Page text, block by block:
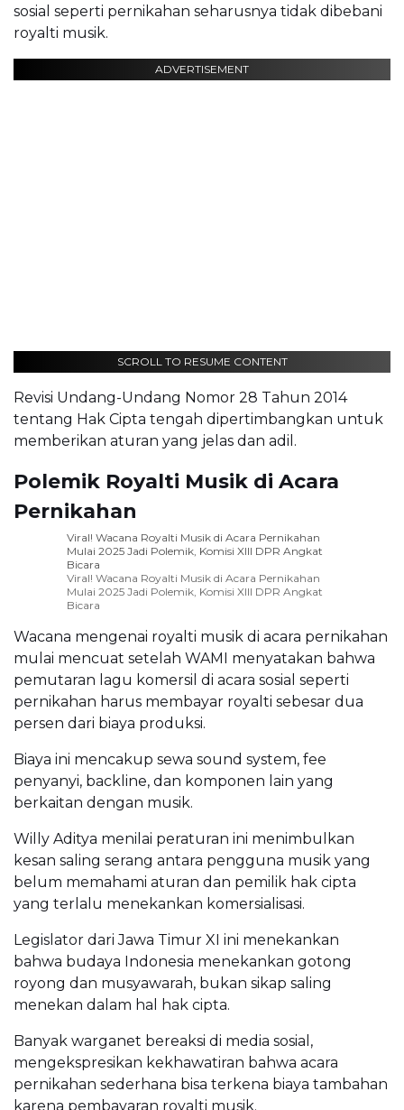
sosial seperti pernikahan seharusnya tidak dibebani
royalti musik.
ADVERTISEMENT
SCROLL TO RESUME CONTENT
Revisi Undang-Undang Nomor 28 Tahun 2014
tentang Hak Cipta tengah dipertimbangkan untuk
memberikan aturan yang jelas dan adil.
Polemik Royalti Musik di Acara
Pernikahan
Viral! Wacana Royalti Musik di Acara Pernikahan
Mulai 2025 Jadi Polemik, Komisi XIII DPR Angkat
Bicara
Viral! Wacana Royalti Musik di Acara Pernikahan
Mulai 2025 Jadi Polemik, Komisi XIII DPR Angkat
Bicara
Wacana mengenai royalti musik di acara pernikahan
mulai mencuat setelah WAMI menyatakan bahwa
pemutaran lagu komersil di acara sosial seperti
pernikahan harus membayar royalti sebesar dua
persen dari biaya produksi.
Biaya ini mencakup sewa sound system, fee
penyanyi, backline, dan komponen lain yang
berkaitan dengan musik.
Willy Aditya menilai peraturan ini menimbulkan
kesan saling serang antara pengguna musik yang
belum memahami aturan dan pemilik hak cipta
yang terlalu menekankan komersialisasi.
Legislator dari Jawa Timur XI ini menekankan
bahwa budaya Indonesia menekankan gotong
royong dan musyawarah, bukan sikap saling
menekan dalam hal hak cipta.
Banyak warganet bereaksi di media sosial,
mengekspresikan kekhawatiran bahwa acara
pernikahan sederhana bisa terkena biaya tambahan
karena pembayaran royalti musik.